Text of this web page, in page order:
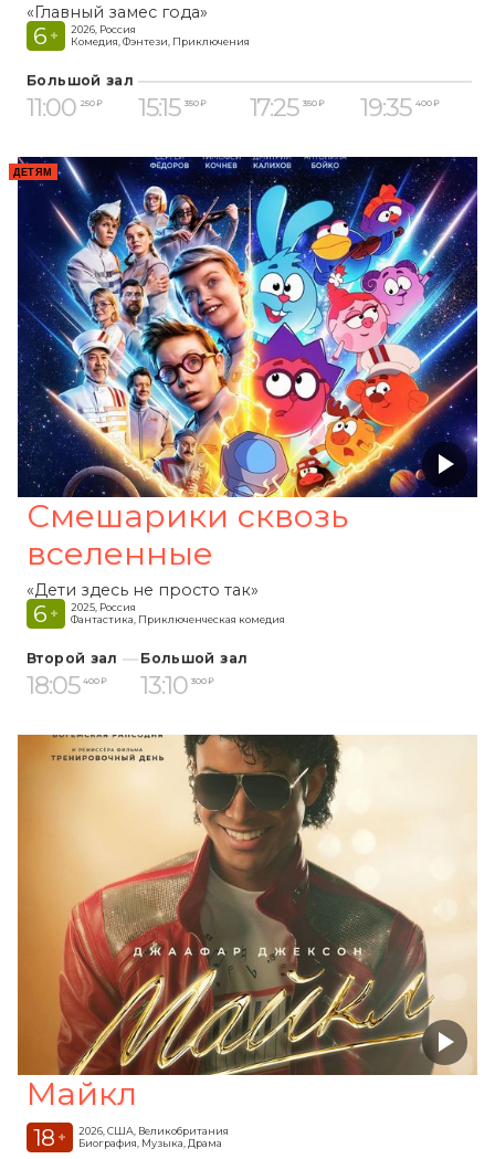
«Главный замес года»
6 +
2026, Россия
Комедия, Фэнтези, Приключения
Большой зал
11:00 250 ₽ 15:15 350 ₽ 17:25 350 ₽ 19:35 400 ₽
ДЕТЯМ
Смешарики сквозь
вселенные
«Дети здесь не просто так»
6 +
2025, Россия
Фантастика, Приключенческая комедия
Второй зал
18:05 400 ₽
Большой зал
13:10 300 ₽
Майкл
18 +
2026, США, Великобритания
Биография, Музыка, Драма